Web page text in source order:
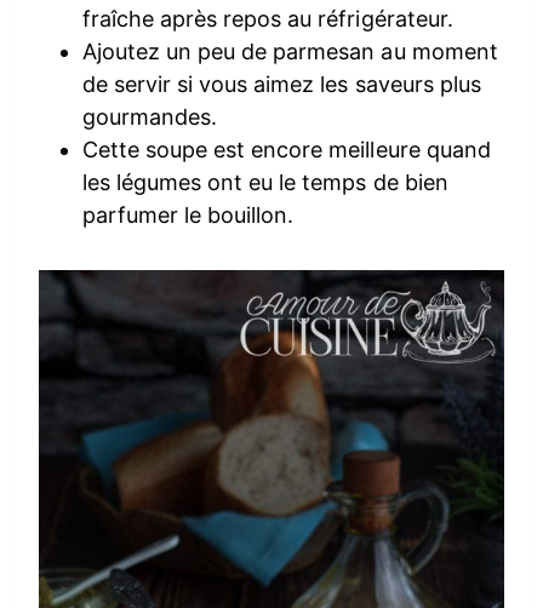
fraîche après repos au réfrigérateur.
Ajoutez un peu de parmesan au moment
de servir si vous aimez les saveurs plus
gourmandes.
Cette soupe est encore meilleure quand
les légumes ont eu le temps de bien
parfumer le bouillon.